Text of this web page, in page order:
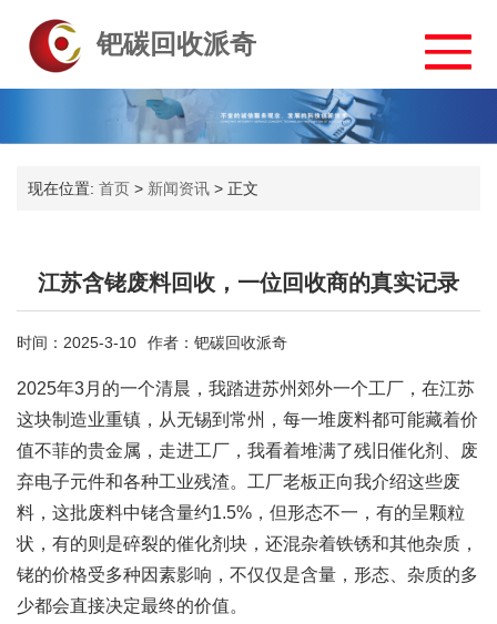
钯碳回收派奇
现在位置: 首页 > 新闻资讯 > 正文
江苏含铑废料回收，一位回收商的真实记录
时间：2025-3-10 作者：钯碳回收派奇
2025年3月的一个清晨，我踏进苏州郊外一个工厂，在江苏
这块制造业重镇，从无锡到常州，每一堆废料都可能藏着价
值不菲的贵金属，走进工厂，我看着堆满了残旧催化剂、废
弃电子元件和各种工业残渣。工厂老板正向我介绍这些废
料，这批废料中铑含量约1.5%，但形态不一，有的呈颗粒
状，有的则是碎裂的催化剂块，还混杂着铁锈和其他杂质，
铑的价格受多种因素影响，不仅仅是含量，形态、杂质的多
少都会直接决定最终的价值。